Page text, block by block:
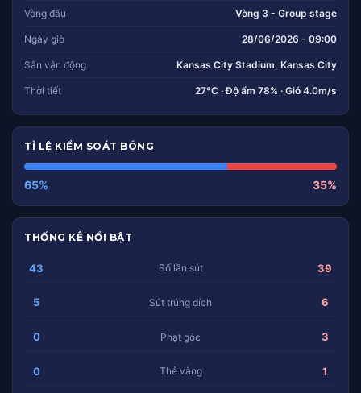
Vòng đấu Vòng 3 - Group stage
Ngày giờ 28/06/2026 - 09:00
Sân vận động Kansas City Stadium, Kansas City
Thời tiết 27°C · Độ ẩm 78% · Gió 4.0m/s
TỈ LỆ KIỂM SOÁT BÓNG
65% 35%
THỐNG KÊ NỔI BẬT
43 Số lần sút 39
5 Sút trúng đích 6
0 Phạt góc 3
0 Thẻ vàng 1